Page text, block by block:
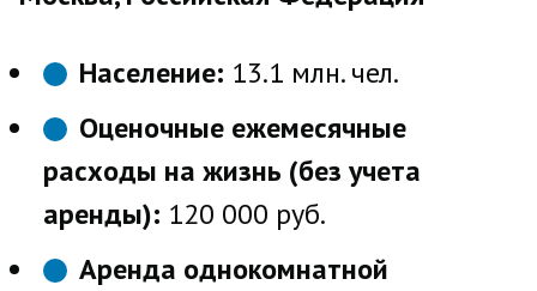
Население: 13.1 млн. чел.
Оценочные ежемесячные
расходы на жизнь (без учета
аренды): 120 000 руб.
Аренда однокомнатной